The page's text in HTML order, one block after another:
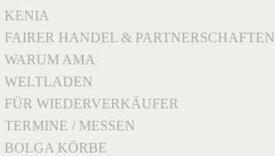
KENIA
FAIRER HANDEL & PARTNERSCHAFTEN
WARUM AMA
WELTLADEN
FÜR WIEDERVERKÄUFER
TERMINE / MESSEN
BOLGA KÖRBE